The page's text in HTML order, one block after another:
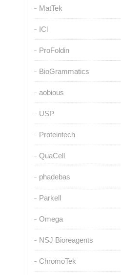
MatTek
ICl
ProFoldin
BioGrammatics
aobious
USP
Proteintech
QuaCell
phadebas
Parkell
Omega
NSJ Bioreagents
ChromoTek